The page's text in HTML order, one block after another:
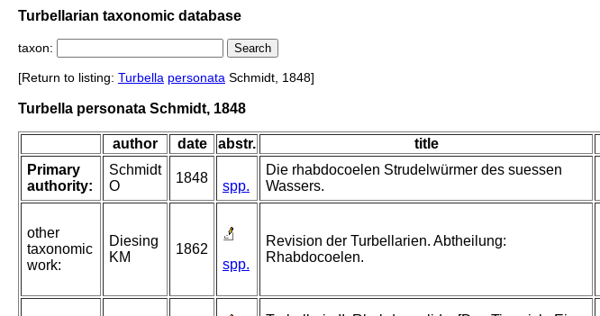
Turbellarian taxonomic database
taxon:
[Return to listing: Turbella personata Schmidt, 1848]
Turbella personata Schmidt, 1848
author date abstr. title
Primary
authority:
Schmidt
O
1848
spp.
Die rhabdocoelen Strudelwürmer des suessen
Wassers.
other
taxonomic
work:
Diesing
KM
1862
spp.
Revision der Turbellarien. Abtheilung:
Rhabdocoelen.